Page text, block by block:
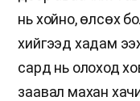
нь хойно, өлсөх
хийгээд хадам
сард нь олоход
заавал махан